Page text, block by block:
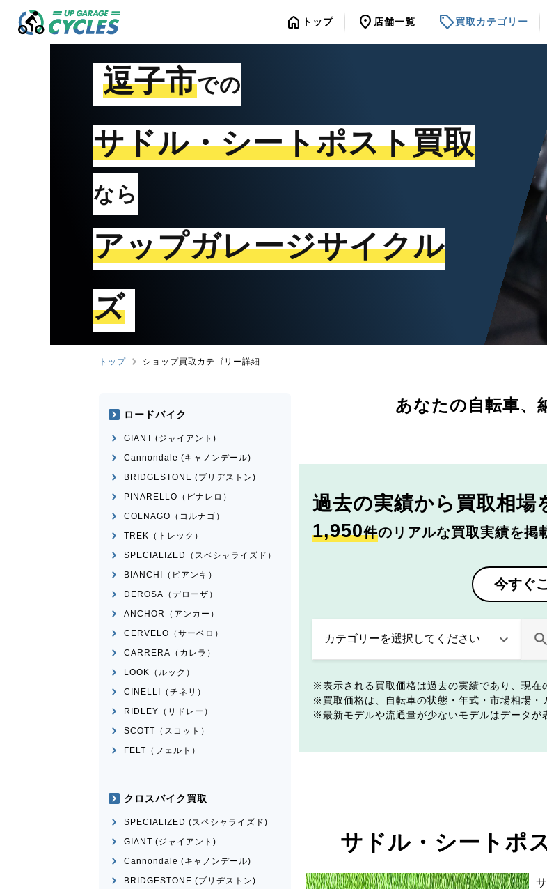
home トップ location_on 店舗一覧 sell買取カテゴリー
逗子市での
サドル・シートポスト買取
なら
アップガレージサイクル
ズ
トップ ショップ買取カテゴリー詳細
あなたの自転車、
過去の実績から 買取相場
1,950件のリアルな買取実績を掲
今すぐ
表示される買取価格は過去の実績であり、現在
買取価格は、自転車の状態・年式・市場相場・
最新モデルや流通量が少ないモデルはデータが
サドル・シートポ
ロードバイク
GIANT (ジャイアント)
Cannondale (キャノンデール)
BRIDGESTONE (ブリヂストン)
PINARELLO（ピナレロ）
COLNAGO（コルナゴ）
TREK（トレック）
SPECIALIZED（スペシャライズド）
BIANCHI（ビアンキ）
DEROSA（デローザ）
ANCHOR（アンカー）
CERVELO（サーベロ）
CARRERA（カレラ）
LOOK（ルック）
CINELLI（チネリ）
RIDLEY（リドレー）
SCOTT（スコット）
FELT（フェルト）
クロスバイク買取
SPECIALIZED (スペシャライズド)
GIANT (ジャイアント)
Cannondale (キャノンデール)
BRIDGESTONE (ブリヂストン)